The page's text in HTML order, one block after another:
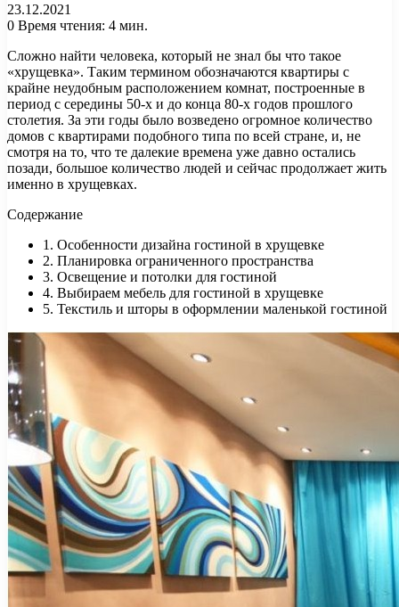
23.12.2021
0 Время чтения: 4 мин.
Сложно найти человека, который не знал бы что такое
«хрущевка». Таким термином обозначаются квартиры с
крайне неудобным расположением комнат, построенные в
период с середины 50-х и до конца 80-х годов прошлого
столетия. За эти годы было возведено огромное количество
домов с квартирами подобного типа по всей стране, и, не
смотря на то, что те далекие времена уже давно остались
позади, большое количество людей и сейчас продолжает жить
именно в хрущевках.
Содержание
1. Особенности дизайна гостиной в хрущевке
2. Планировка ограниченного пространства
3. Освещение и потолки для гостиной
4. Выбираем мебель для гостиной в хрущевке
5. Текстиль и шторы в оформлении маленькой гостиной